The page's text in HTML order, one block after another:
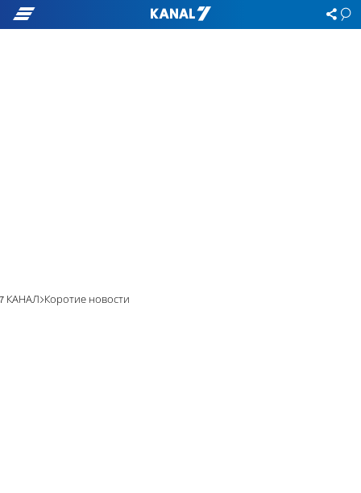
7 КАНАЛ Коротие новости